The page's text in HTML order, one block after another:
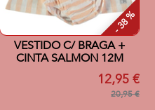
- 38 %
VESTIDO C/ BRAGA +
CINTA SALMON 12M
12,95 €
20,95 €